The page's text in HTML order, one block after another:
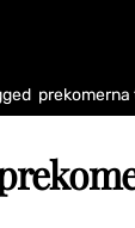
prekomerna